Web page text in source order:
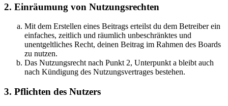
2. Einräumung von Nutzungsrechten
Mit dem Erstellen eines Beitrags erteilst du dem Betreiber ein
einfaches, zeitlich und räumlich unbeschränktes und
unentgeltliches Recht, deinen Beitrag im Rahmen des Boards
zu nutzen.
Das Nutzungsrecht nach Punkt 2, Unterpunkt a bleibt auch
nach Kündigung des Nutzungsvertrages bestehen.
3. Pflichten des Nutzers